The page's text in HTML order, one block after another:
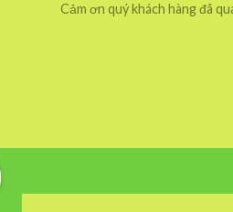
Cảm ơn quý khách hàng đã